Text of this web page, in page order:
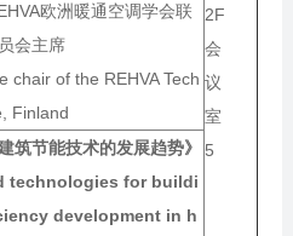
2F
会
议
室
5
欧洲暖通空调学会联
会主席
chair of the REHVA Tech
Finland
筑节能技术的发展趋势》
technologies for buildi
development in h